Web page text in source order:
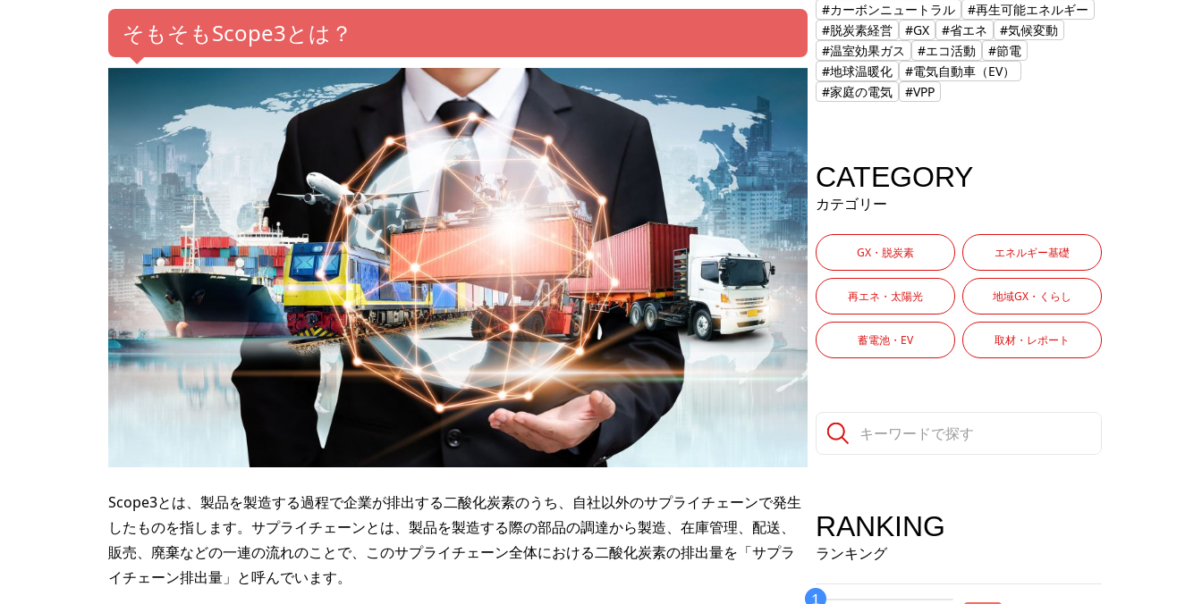
そもそもScope3とは？
Scope3とは、製品を製造する過程で企業が排出する二酸化炭素のうち、自社以外のサプライチェーンで発生
したものを指します。サプライチェーンとは、製品を製造する際の部品の調達から製造、在庫管理、配送、
販売、廃棄などの一連の流れのことで、このサプライチェーン全体における二酸化炭素の排出量を「サプラ
イチェーン排出量」と呼んでいます。
#カーボンニュートラル
#再生可能エネルギー
#脱炭素経営
#GX #省エネ
#気候変動
#温室効果ガス
#エコ活動
#節電
#地球温暖化
#電気自動車（EV）
#家庭の電気
#VPP
CATEGORY
カテゴリー
GX・脱炭素 エネルギー基礎
再エネ・太陽光 地域GX・くらし
蓄電池・EV 取材・レポート
RANKING
ランキング